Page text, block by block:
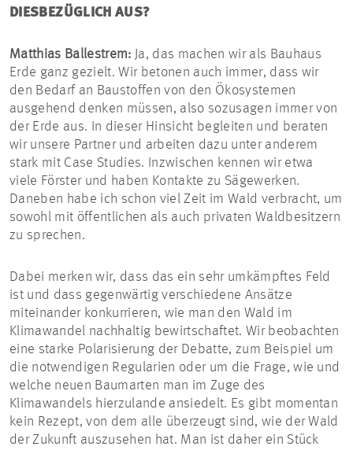
DIESBEZÜGLICH AUS?
Matthias Ballestrem: Ja, das machen wir als Bauhaus
Erde ganz gezielt. Wir betonen auch immer, dass wir
den Bedarf an Baustoffen von den Ökosystemen
ausgehend denken müssen, also sozusagen immer von
der Erde aus. In dieser Hinsicht begleiten und beraten
wir unsere Partner und arbeiten dazu unter anderem
stark mit Case Studies. Inzwischen kennen wir etwa
viele Förster und haben Kontakte zu Sägewerken.
Daneben habe ich schon viel Zeit im Wald verbracht, um
sowohl mit öffentlichen als auch privaten Waldbesitzern
zu sprechen.
Dabei merken wir, dass das ein sehr umkämpftes Feld
ist und dass gegenwärtig verschiedene Ansätze
miteinander konkurrieren, wie man den Wald im
Klimawandel nachhaltig bewirtschaftet. Wir beobachten
eine starke Polarisierung der Debatte, zum Beispiel um
die notwendigen Regularien oder um die Frage, wie und
welche neuen Baumarten man im Zuge des
Klimawandels hierzulande ansiedelt. Es gibt momentan
kein Rezept, von dem alle überzeugt sind, wie der Wald
der Zukunft auszusehen hat. Man ist daher ein Stück